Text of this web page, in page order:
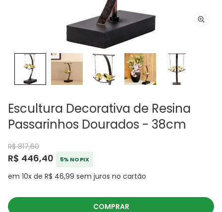
Escultura Decorativa de Resina
Passarinhos Dourados - 38cm
R$ 817,60
R$ 446,40 5% NO PIX
em 10x de R$ 46,99 sem juros no cartão
COMPRAR